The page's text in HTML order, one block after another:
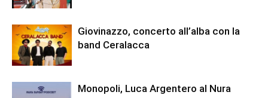
Giovinazzo, concerto all’alba con la
band Ceralacca
Monopoli, Luca Argentero al Nura